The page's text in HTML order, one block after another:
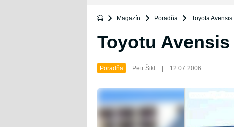
Magazín Poradňa Toyota Avensis
Toyotu
Poradňa Petr Šikl 12.07.2006